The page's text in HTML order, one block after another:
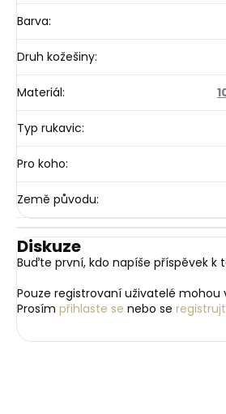
Barva:
Druh kožešiny:
Materiál:
Typ rukavic:
Pro koho:
Země původu:
Diskuze
Buďte první, kdo napíše příspěvek k
Pouze registrovaní uživatelé mohou
Prosím přihlaste se nebo se